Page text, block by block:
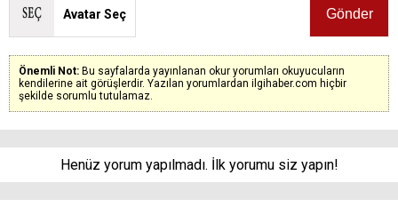
Avatar Seç
Önemli Not: Bu sayfalarda yayınlanan okur yorumları okuyucuların
kendilerine ait görüşlerdir. Yazılan yorumlardan ilgihaber.com hiçbir
şekilde sorumlu tutulamaz.
Henüz yorum yapılmadı. İlk yorumu siz yapın!